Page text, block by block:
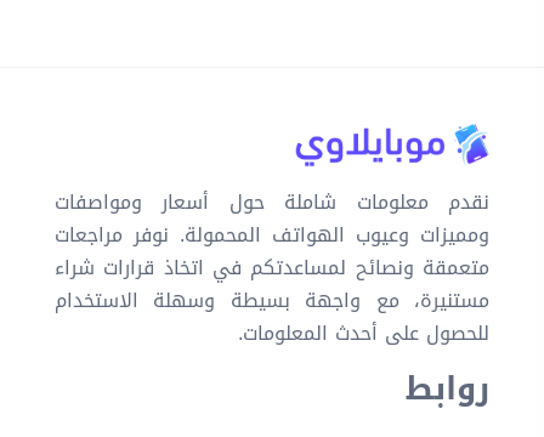
نقدم معلومات شاملة حول أسعار ومواصفات
ومميزات وعيوب الهواتف المحمولة. نوفر مراجعات
متعمقة ونصائح لمساعدتكم في اتخاذ قرارات شراء
مستنيرة، مع واجهة بسيطة وسهلة الاستخدام
للحصول على أحدث المعلومات.
روابط